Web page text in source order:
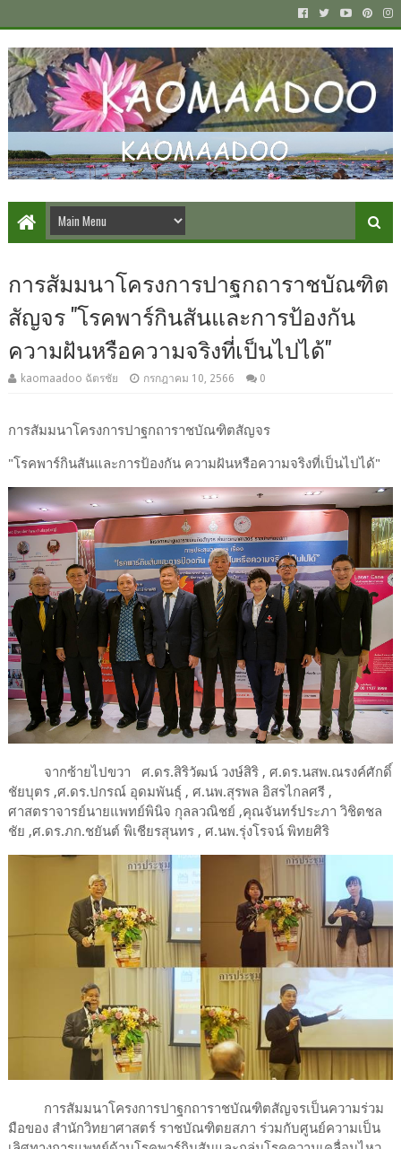
การสัมมนาโครงการปาฐกถาราชบัณฑิต
สัญจร "โรคพาร์กินสันและการป้องกัน
ความฝันหรือความจริงที่เป็นไปได้"
kaomaadoo ฉัตรชัย กรกฎาคม 10, 2566 0
การสัมมนาโครงการปาฐกถาราชบัณฑิตสัญจร
"โรคพาร์กินสันและการป้องกัน ความฝันหรือความจริงที่เป็นไปได้"
จากซ้ายไปขวา​ ศ.ดร.สิริวัฒน์ วงษ์สิริ , ศ.ดร.นสพ.ณรงค์ศักดิ์
ชัยบุตร ,ศ.ดร.ปกรณ์ อุดมพันธุ์ , ศ.นพ.สุรพล อิสรไกลศรี ,
ศาสตราจารย์​นายแพทย์พินิจ กุลลวณิชย์ ,คุณจันทร์ประภา วิชิตชล
ชัย ,ศ.ดร.ภก.ชยันต์ พิเชียรสุนทร , ศ.นพ.รุ่งโรจน์ พิทยศิริ
การสัมมนาโครงการปาฐกถาราชบัณฑิตสัญจรเป็นความร่วม
มือของ สำนักวิทยาศาสตร์ ราชบัณฑิตยสภา ร่วมกับศูนย์ความเป็น